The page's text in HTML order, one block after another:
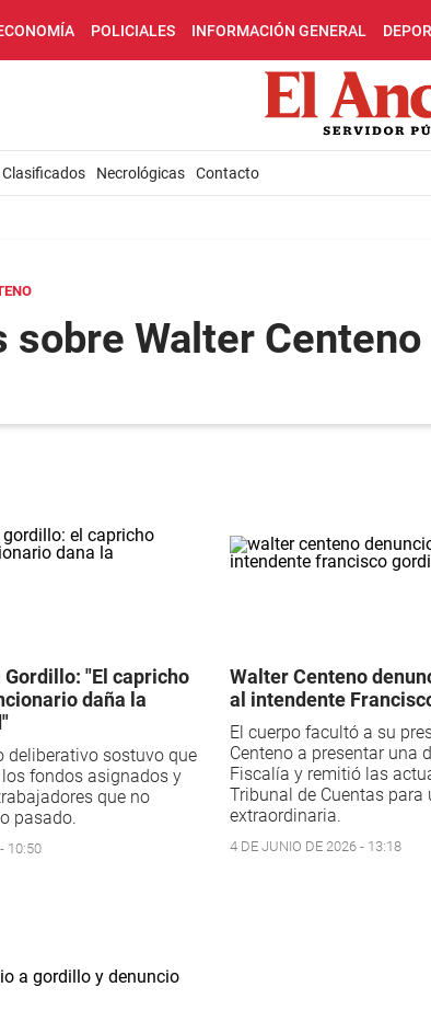
POLICIALES INFORMACIÓN GENERAL
Clasificados Necrológicas Contacto
sobre Walter Centeno
Gordillo: "El capricho
daña la
deliberativo sostuvo que
fondos asignados y
que no
pasado.
10:50
Walter Centeno
al intendente
El cuerpo facultó a su
Centeno a presentar una
Fiscalía y remitió las
Tribunal de Cuentas para
extraordinaria.
4 DE JUNIO DE 2026 - 13:18